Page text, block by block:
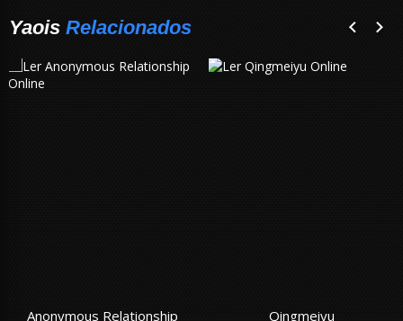
Yaois Relacionados
Anonymous Relationship Qingmeiyu